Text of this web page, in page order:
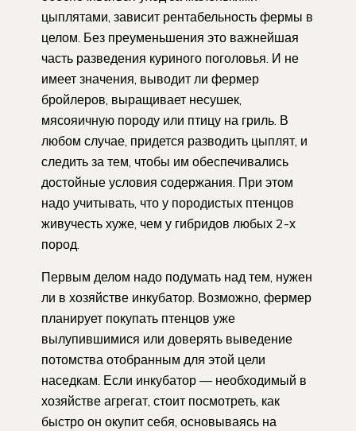
цыплятами, зависит рентабельность фермы в
целом. Без преуменьшения это важнейшая
часть разведения куриного поголовья. И не
имеет значения, выводит ли фермер
бройлеров, выращивает несушек,
мясояичную породу или птицу на гриль. В
любом случае, придется разводить цыплят, и
следить за тем, чтобы им обеспечивались
достойные условия содержания. При этом
надо учитывать, что у породистых птенцов
живучесть хуже, чем у гибридов любых 2-х
пород.
Первым делом надо подумать над тем, нужен
ли в хозяйстве инкубатор. Возможно, фермер
планирует покупать птенцов уже
вылупившимися или доверять выведение
потомства отобранным для этой цели
наседкам. Если инкубатор — необходимый в
хозяйстве агрегат, стоит посмотреть, как
быстро он окупит себя, основываясь на